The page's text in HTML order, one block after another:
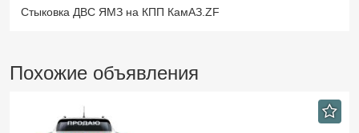
Стыковка ДВС ЯМЗ на КПП КамАЗ.ZF
Похожие объявления